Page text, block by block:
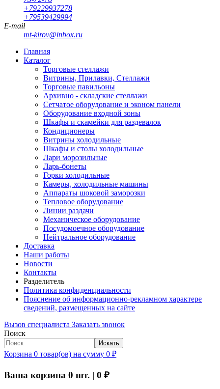
+79229937278
+79539429994
E-mail
mt-kirov@inbox.ru
Главная
Каталог
Торговые стеллажи
Витрины, Прилавки, Стеллажи
Торговые павильоны
Архивно - складские стеллажи
Сетчатое оборудование и эконом панели
Оборудование входной зоны
Шкафы и скамейки для раздевалок
Кондиционеры
Витрины холодильные
Шкафы и столы холодильные
Лари морозильные
Ларь-бонеты
Горки холодильные
Камеры, холодильные машины
Аппараты шоковой заморозки
Тепловое оборудование
Линии раздачи
Механическое оборудование
Посудомоечное оборудование
Нейтральное оборудование
Доставка
Наши работы
Новости
Контакты
Разделитель
Политика конфиденциальности
Пояснение об информационно-рекламном характере
сведений, размещенных на сайте
Вызов специалиста Заказать звонок
Поиск
Искать
Корзина 0 товар(ов) на сумму 0 ₽
Ваша корзина 0 шт. | 0 ₽